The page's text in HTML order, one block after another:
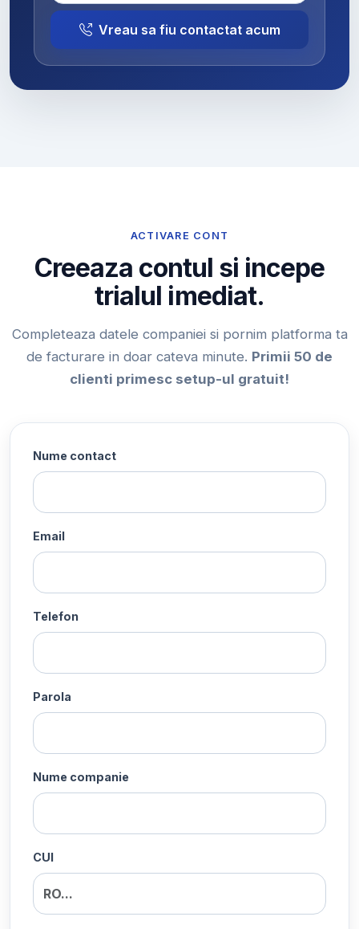
Vreau sa fiu contactat acum
ACTIVARE CONT
Creeaza contul si incepe
trialul imediat.
Completeaza datele companiei si pornim platforma ta
de facturare in doar cateva minute. Primii 50 de
clienti primesc setup-ul gratuit!
Nume contact
Email
Telefon
Parola
Nume companie
CUI